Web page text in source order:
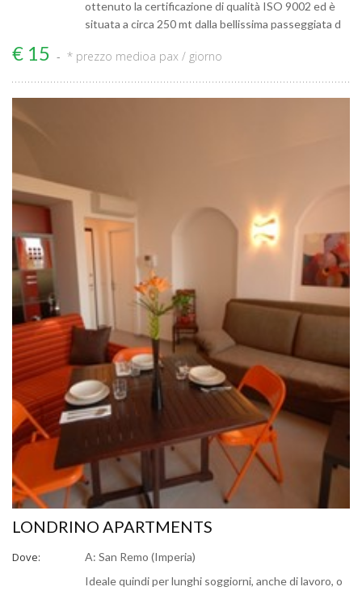
ottenuto la certificazione di qualità ISO 9002 ed è
situata a circa 250 mt dalla bellissima passeggiata d
€ 15 * prezzo medioa pax / giorno
LONDRINO APARTMENTS
Dove:
A: San Remo (Imperia)
Ideale quindi per lunghi soggiorni, anche di lavoro, o